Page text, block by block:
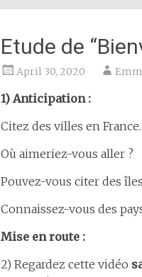
Etude de
April 30, 2020
1) Anticipation :
Citez des villes en France.
Où aimeriez-vous aller ?
Pouvez-vous citer des
Connaissez-vous des
Mise en route :
2) Regardez cette vidéo